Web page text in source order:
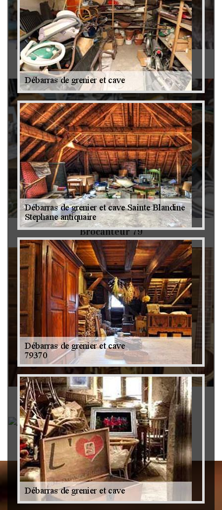
Antiquaire 79
Brocanteur 79
Rachat instrument de musique 79
Achat antiquité 79